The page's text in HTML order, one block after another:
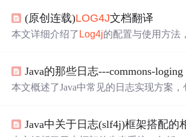
(原创连载)LOG4J文档翻译
本文详细介绍了 Log4j的配置与使用方法
并展示了如何为不同层次的记录器分配
Java的那些日志---commons-loging
本文概述了Java中常见的日志实现方案，
志方案，以及在使用SLF4j时避免冲突的
Java中关于日志(slf4j)框架搭配的